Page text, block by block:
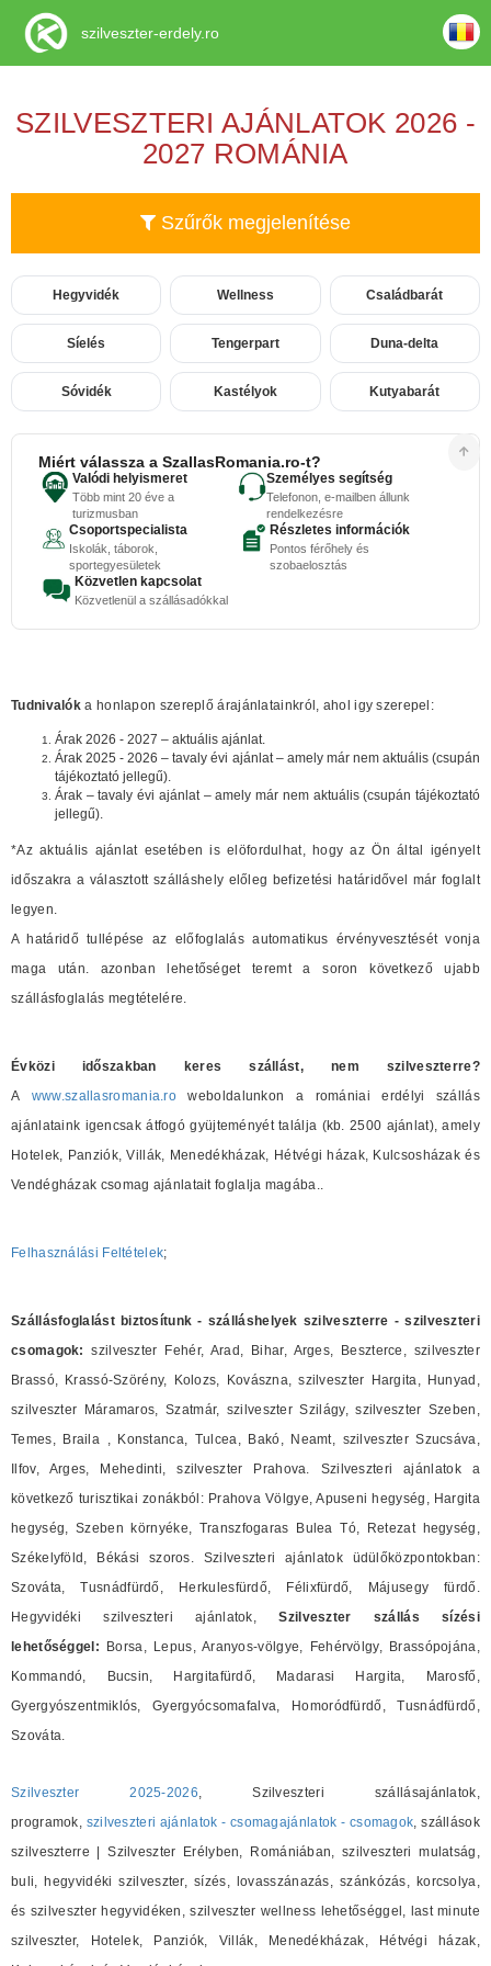
SZILVESZTERI AJÁNLATOK 2026 -
2027 ROMÁNIA
Szűrők megjelenítése
Hegyvidék Wellness Családbarát
Síelés Tengerpart Duna-delta
Sóvidék Kastélyok Kutyabarát
Miért válassza a SzallasRomania.ro-t?
Valódi helyismeret
Több mint 20 éve a
turizmusban
Személyes segítség
Telefonon, e-mailben állunk
rendelkezésre
Csoportspecialista
Iskolák, táborok,
sportegyesületek
Részletes információk
Pontos férőhely és
szobaelosztás
Közvetlen kapcsolat
Közvetlenül a szállásadókkal
Tudnivalók a honlapon szereplő árajánlatainkról, ahol igy szerepel:
Árak 2026 - 2027 – aktuális ajánlat.
Árak 2025 - 2026 – tavaly évi ajánlat – amely már nem aktuális (csupán
tájékoztató jellegű).
Árak – tavaly évi ajánlat – amely már nem aktuális (csupán tájékoztató
jellegű).
*Az aktuális ajánlat esetében is elöfordulhat, hogy az Ön által igényelt
időszakra a választott szálláshely előleg befizetési határidővel már foglalt
legyen.
A határidő tullépése az előfoglalás automatikus érvényvesztését vonja
maga után. azonban lehetőséget teremt a soron következő ujabb
szállásfoglalás megtételére.
Évközi időszakban keres szállást, nem szilveszterre?
A www.szallasromania.ro weboldalunkon a romániai erdélyi szállás
ajánlataink igencsak átfogó gyüjteményét találja (kb. 2500 ajánlat), amely
Hotelek, Panziók, Villák, Menedékházak, Hétvégi házak, Kulcsosházak és
Vendégházak csomag ajánlatait foglalja magába..
Felhasználási Feltételek;
Szállásfoglalást biztosítunk - szálláshelyek szilveszterre - szilveszteri
csomagok: szilveszter Fehér, Arad, Bihar, Arges, Beszterce, szilveszter
Brassó, Krassó-Szörény, Kolozs, Kovászna, szilveszter Hargita, Hunyad,
szilveszter Máramaros, Szatmár, szilveszter Szilágy, szilveszter Szeben,
Temes, Braila , Konstanca, Tulcea, Bakó, Neamt, szilveszter Szucsáva,
Ilfov, Arges, Mehedinti, szilveszter Prahova. Szilveszteri ajánlatok a
következő turisztikai zonákból: Prahova Völgye, Apuseni hegység, Hargita
hegység, Szeben környéke, Transzfogaras Bulea Tó, Retezat hegység,
Székelyföld, Békási szoros. Szilveszteri ajánlatok üdülőközpontokban:
Szováta, Tusnádfürdő, Herkulesfürdő, Félixfürdő, Májusegy fürdő.
Hegyvidéki szilveszteri ajánlatok,Szilveszter szállás sízési
lehetőséggel: Borsa, Lepus, Aranyos-völgye, Fehérvölgy, Brassópojána,
Kommandó, Bucsin, Hargitafürdő, Madarasi Hargita, Marosfő,
Gyergyószentmiklós, Gyergyócsomafalva, Homoródfürdő, Tusnádfürdő,
Szováta.
Szilveszter 2025-2026, Szilveszteri szállásajánlatok,
programok, szilveszteri ajánlatok - csomagajánlatok - csomagok, szállások
szilveszterre | Szilveszter Erélyben, Romániában, szilveszteri mulatság,
buli, hegyvidéki szilveszter, sízés, lovasszánazás, szánkózás, korcsolya,
és szilveszter hegyvidéken, szilveszter wellness lehetőséggel, last minute
szilveszter, Hotelek, Panziók, Villák, Menedékházak, Hétvégi házak,
szilveszter-erdely.ro